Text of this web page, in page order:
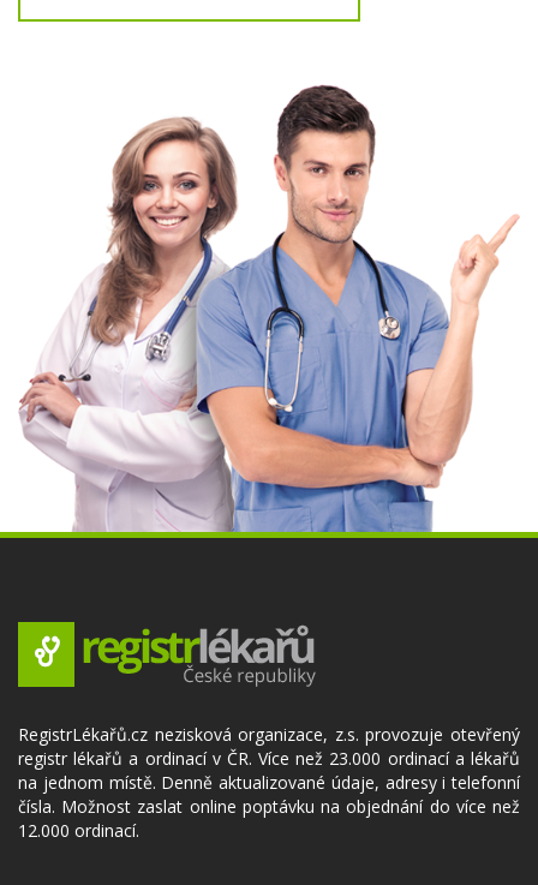
RegistrLékařů.cz nezisková organizace, z.s. provozuje otevřený
registr lékařů a ordinací v ČR. Více než 23.000 ordinací a lékařů
na jednom místě. Denně aktualizované údaje, adresy i telefonní
čísla. Možnost zaslat online poptávku na objednání do více než
12.000 ordinací.